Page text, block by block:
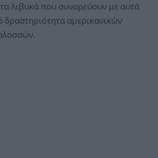
λιβυκά που συνορεύουν με αυτά
δραστηριότητα αμερικανικών